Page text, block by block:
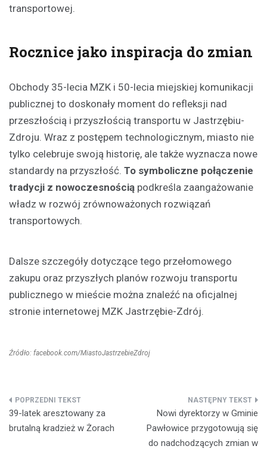
transportowej.
Rocznice jako inspiracja do zmian
Obchody 35-lecia MZK i 50-lecia miejskiej komunikacji
publicznej to doskonały moment do refleksji nad
przeszłością i przyszłością transportu w Jastrzębiu-
Zdroju. Wraz z postępem technologicznym, miasto nie
tylko celebruje swoją historię, ale także wyznacza nowe
standardy na przyszłość. To symboliczne połączenie
tradycji z nowoczesnością podkreśla zaangażowanie
władz w rozwój zrównoważonych rozwiązań
transportowych.
Dalsze szczegóły dotyczące tego przełomowego
zakupu oraz przyszłych planów rozwoju transportu
publicznego w mieście można znaleźć na oficjalnej
stronie internetowej MZK Jastrzębie-Zdrój.
Źródło: facebook.com/MiastoJastrzebieZdroj
Nawigacja
wpisu
39-latek aresztowany za
brutalną kradzież w Żorach
Nowi dyrektorzy w Gminie
Pawłowice przygotowują się
do nadchodzących zmian w